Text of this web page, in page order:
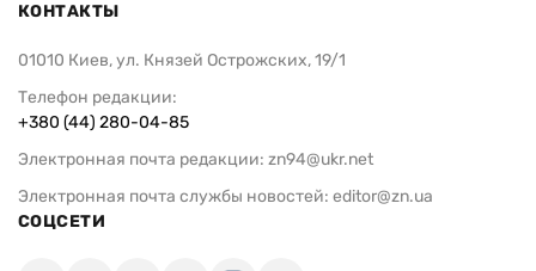
КОНТАКТЫ
01010 Киев, ул. Князей Острожских, 19/1
Телефон редакции:
+380 (44) 280-04-85
Электронная почта редакции: zn94@ukr.net
Электронная почта службы новостей: editor@zn.ua
СОЦСЕТИ